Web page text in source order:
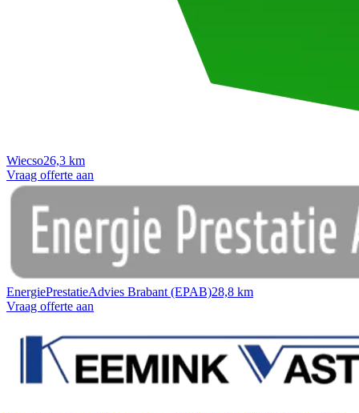
Wiecso26,3 km
Vraag offerte aan
EnergiePrestatieAdvies Brabant (EPAB)28,8 km
Vraag offerte aan